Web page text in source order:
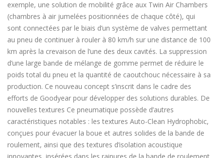
exemple, une solution de mobilité grâce aux Twin Air Chambers
(chambres à air jumelées positionnées de chaque côté), qui
sont connectées par le biais d’un système de valves permettant
au pneu de continuer à rouler à 80 km/h sur une distance de 100
km après la crevaison de l’une des deux cavités. La suppression
d’une large bande de mélange de gomme permet de réduire le
poids total du pneu et la quantité de caoutchouc nécessaire à sa
production. Ce nouveau concept s’inscrit dans le cadre des
efforts de Goodyear pour développer des solutions durables. De
nouvelles textures Ce pneumatique possède d’autres
caractéristiques notables : les textures Auto-Clean Hydrophobic,
conçues pour évacuer la boue et autres solides de la bande de
roulement, ainsi que des textures d’isolation acoustique